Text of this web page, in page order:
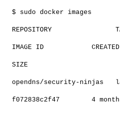
$ sudo docker images
IMAGE ID
SIZE
opendns/security-
f072838c2f47 4